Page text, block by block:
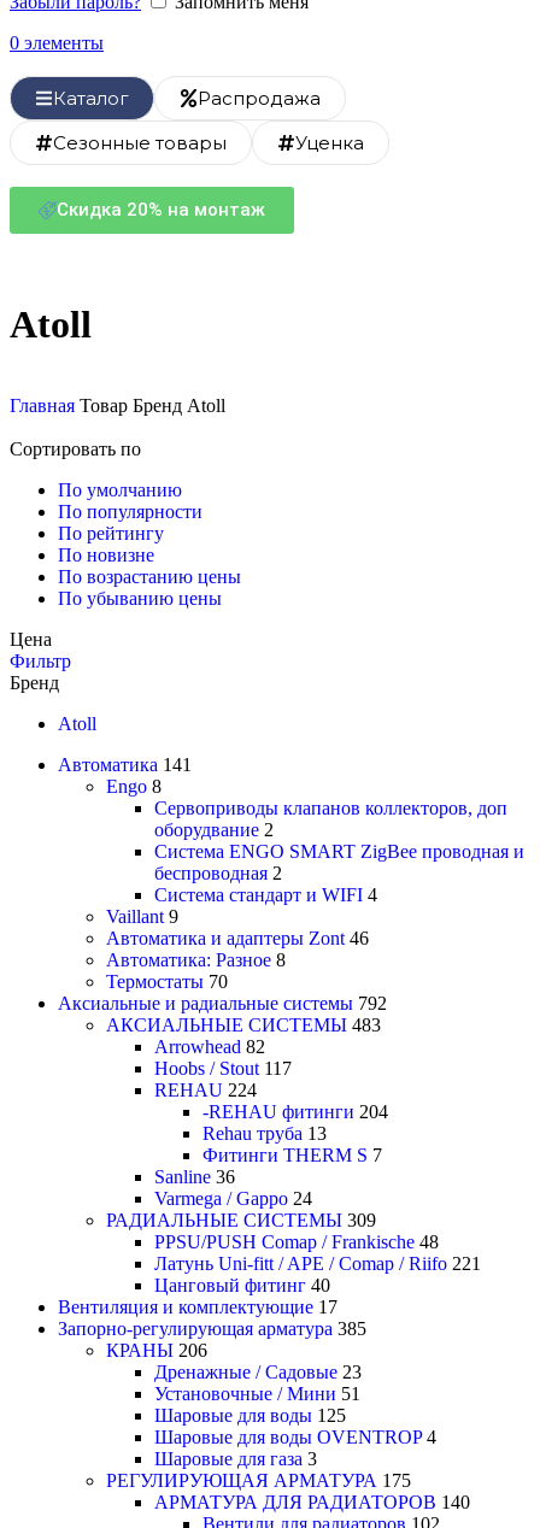
0 элементы
Каталог
Распродажа
Сезонные товары
Уценка
Скидка 20% на монтаж
Atoll
Главная Товар Бренд Atoll
Сортировать по
По умолчанию
По популярности
По рейтингу
По новизне
По возрастанию цены
По убыванию цены
Цена
Фильтр
Бренд
Atoll
Автоматика 141
Engo 8
Сервоприводы клапанов коллекторов, доп
оборудвание 2
Система ENGO SMART ZigBee проводная и
беспроводная 2
Система стандарт и WIFI 4
Vaillant 9
Автоматика и адаптеры Zont 46
Автоматика: Разное 8
Термостаты 70
Аксиальные и радиальные системы 792
АКСИАЛЬНЫЕ СИСТЕМЫ 483
Arrowhead 82
Hoobs / Stout 117
REHAU 224
-REHAU фитинги 204
Rehau труба 13
Фитинги THERM S 7
Sanline 36
Varmega / Gappo 24
РАДИАЛЬНЫЕ СИСТЕМЫ 309
PPSU/PUSH Comap / Frankische 48
Латунь Uni-fitt / APE / Comap / Riifo 221
Цанговый фитинг 40
Вентиляция и комплектующие 17
Запорно-регулирующая арматура 385
КРАНЫ 206
Дренажные / Садовые 23
Установочные / Мини 51
Шаровые для воды 125
Шаровые для воды OVENTROP 4
Шаровые для газа 3
РЕГУЛИРУЮЩАЯ АРМАТУРА 175
АРМАТУРА ДЛЯ РАДИАТОРОВ 140
Вентили для радиаторов 102